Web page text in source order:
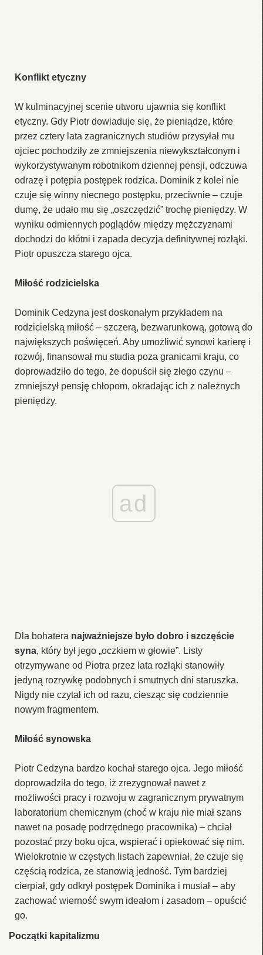
Konflikt etyczny
W kulminacyjnej scenie utworu ujawnia się konflikt
etyczny. Gdy Piotr dowiaduje się, że pieniądze, które
przez cztery lata zagranicznych studiów przysyłał mu
ojciec pochodziły ze zmniejszenia niewykształconym i
wykorzystywanym robotnikom dziennej pensji, odczuwa
odrazę i potępia postępek rodzica. Dominik z kolei nie
czuje się winny niecnego postępku, przeciwnie – czuje
dumę, że udało mu się „oszczędzić” trochę pieniędzy. W
wyniku odmiennych poglądów między mężczyznami
dochodzi do kłótni i zapada decyzja definitywnej rozłąki.
Piotr opuszcza starego ojca.
Miłość rodzicielska
Dominik Cedzyna jest doskonałym przykładem na
rodzicielską miłość – szczerą, bezwarunkową, gotową do
największych poświęceń. Aby umożliwić synowi karierę i
rozwój, finansował mu studia poza granicami kraju, co
doprowadziło do tego, że dopuścił się złego czynu –
zmniejszył pensję chłopom, okradając ich z należnych
pieniędzy.
ad
Dla bohatera najważniejsze było dobro i szczęście
syna, który był jego „oczkiem w głowie”. Listy
otrzymywane od Piotra przez lata rozłąki stanowiły
jedyną rozrywkę podobnych i smutnych dni staruszka.
Nigdy nie czytał ich od razu, ciesząc się codziennie
nowym fragmentem.
Miłość synowska
Piotr Cedzyna bardzo kochał starego ojca. Jego miłość
doprowadziła do tego, iż zrezygnował nawet z
możliwości pracy i rozwoju w zagranicznym prywatnym
laboratorium chemicznym (choć w kraju nie miał szans
nawet na posadę podrzędnego pracownika) – chciał
pozostać przy boku ojca, wspierać i opiekować się nim.
Wielokrotnie w częstych listach zapewniał, że czuje się
częścią rodzica, ze stanowią jedność. Tym bardziej
cierpiał, gdy odkrył postępek Dominika i musiał – aby
zachować wierność swym ideałom i zasadom – opuścić
go.
Początki kapitalizmu